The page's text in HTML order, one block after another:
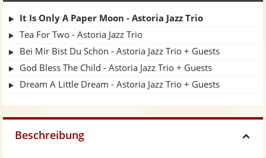
It Is Only A Paper Moon - Astoria Jazz Trio
Tea For Two - Astoria Jazz Trio
Bei Mir Bist Du Schön - Astoria Jazz Trio + Guests
God Bless The Child - Astoria Jazz Trio + Guests
Dream A Little Dream - Astoria Jazz Trio + Guests
Beschreibung